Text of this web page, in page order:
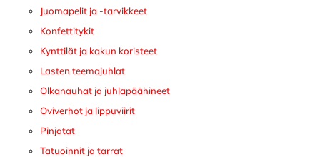
Juomapelit ja -tarvikkeet
Konfettitykit
Kynttilät ja kakun koristeet
Lasten teemajuhlat
Olkanauhat ja juhlapäähineet
Oviverhot ja lippuviirit
Pinjatat
Tatuoinnit ja tarrat